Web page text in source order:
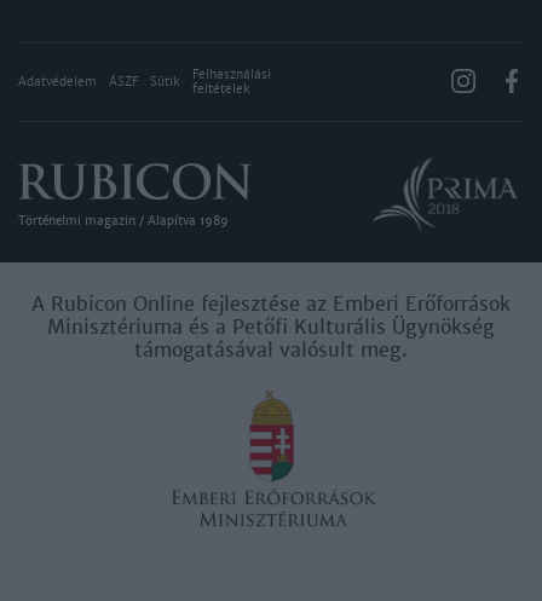
Adatvédelem ÁSZF Sütik
Felhasználási
feltételek
Történelmi magazin / Alapítva 1989
A Rubicon Online fejlesztése az Emberi Erőforrások
Minisztériuma és a Petőfi Kulturális Ügynökség
támogatásával valósult meg.